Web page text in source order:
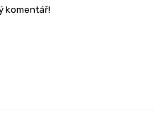
komentář!